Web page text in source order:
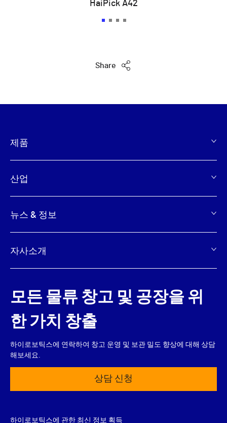
Share
HaiPick A42
제품
산업
뉴스 & 정보
자사소개
모든 물류 창고 및 공장을 위
한 가치 창출
하이로보틱스에 연락하여 창고 운영 및 보관 밀도 향상에 대해 상담
해보세요.
상담 신청
하이로보틱스에 관한 최신 정보 획득